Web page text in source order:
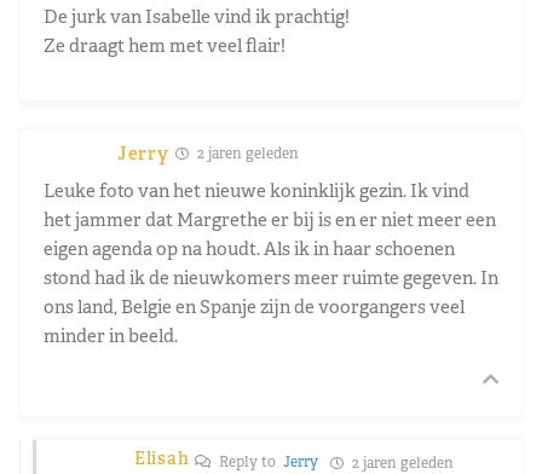
De jurk van Isabelle vind ik prachtig!
Ze draagt hem met veel flair!
Jerry 2 jaren geleden
Leuke foto van het nieuwe koninklijk gezin. Ik vind
het jammer dat Margrethe er bij is en er niet meer een
eigen agenda op na houdt. Als ik in haar schoenen
stond had ik de nieuwkomers meer ruimte gegeven. In
ons land, Belgie en Spanje zijn de voorgangers veel
minder in beeld.
Elisah Reply toJerry 2 jaren geleden